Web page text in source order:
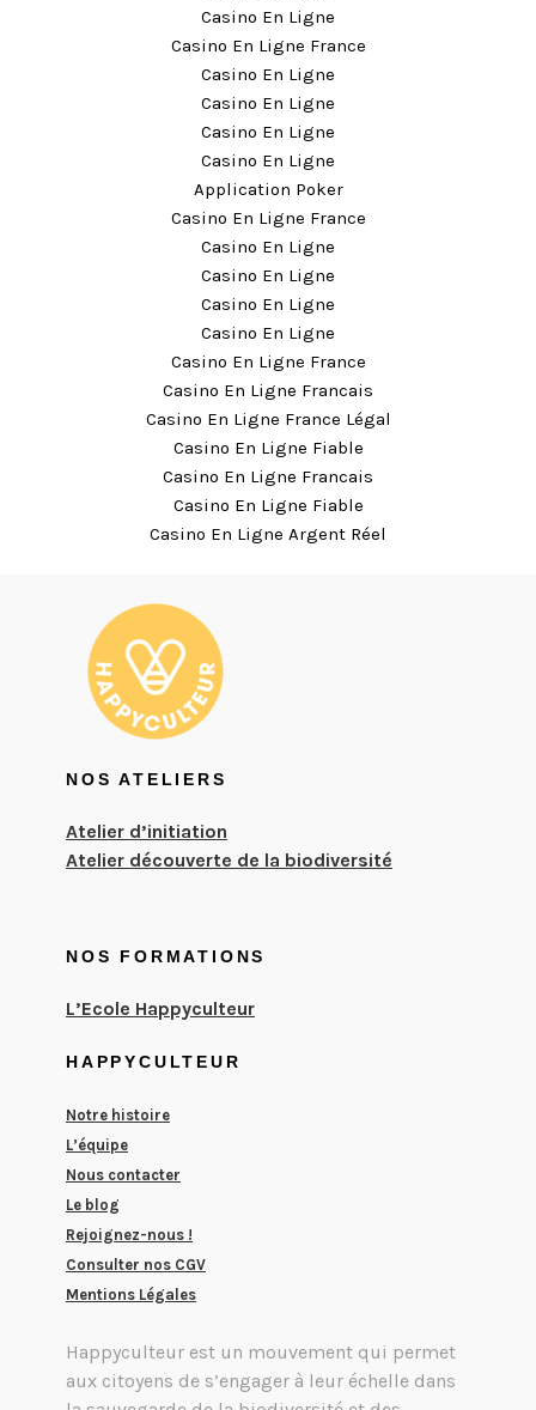
Casino En Ligne
Casino En Ligne France
Casino En Ligne
Casino En Ligne
Casino En Ligne
Casino En Ligne
Application Poker
Casino En Ligne France
Casino En Ligne
Casino En Ligne
Casino En Ligne
Casino En Ligne
Casino En Ligne France
Casino En Ligne Francais
Casino En Ligne France Légal
Casino En Ligne Fiable
Casino En Ligne Francais
Casino En Ligne Fiable
Casino En Ligne Argent Réel
NOS ATELIERS
Atelier d’initiation
Atelier découverte de la biodiversité
NOS FORMATIONS
L’Ecole Happyculteur
HAPPYCULTEUR
Notre histoire
L’équipe
Nous contacter​
Le blog
Rejoignez-nous !
Consulter nos CGV
Mentions Légales
Happyculteur est un mouvement qui permet
aux citoyens de s’engager à leur échelle dans